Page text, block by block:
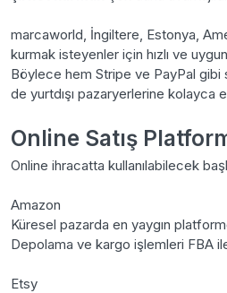
marcaworld, İngiltere, Estonya,
kurmak isteyenler için hızlı ve
Böylece hem Stripe ve PayPal gibi
de yurtdışı pazaryerlerine kolayca
Online Satış
Online ihracatta kullanılabilecek
Amazon
Küresel pazarda en yaygın
Depolama ve kargo işlemleri FBA
Etsy